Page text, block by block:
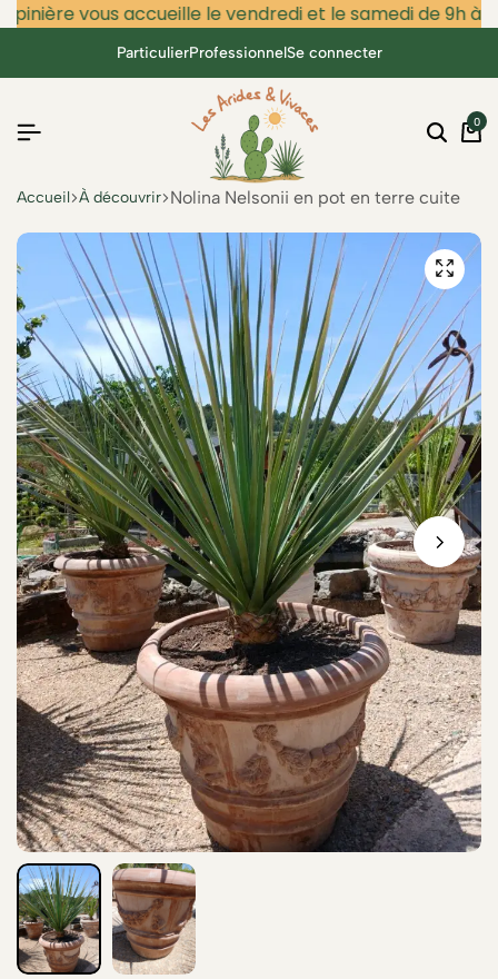
vous accueille le vendredi et le samedi de 9h à
ParticulierProfessionnelSe connecter
0
Accueil À découvrir Nolina Nelsonii en pot en terre cuite